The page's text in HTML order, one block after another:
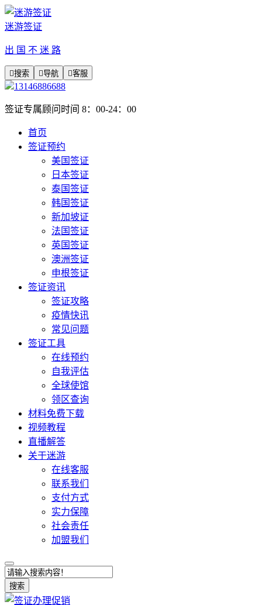
迷游签证
出 国 不 迷 路
搜索 导航 客服
13146886688
签证专属顾问时间 8：00-24：00
首页
签证预约
美国签证
日本签证
泰国签证
韩国签证
新加坡证
法国签证
英国签证
澳洲签证
申根签证
签证资讯
签证攻略
疫情快讯
常见问题
签证工具
在线预约
自我评估
全球使馆
领区查询
材料免费下载
视频教程
直播解答
关于迷游
在线客服
联系我们
支付方式
实力保障
社会责任
加盟我们
搜索